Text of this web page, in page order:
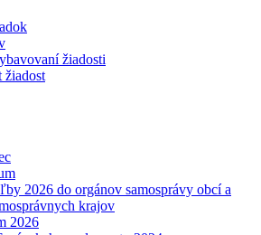
žiadosti
žiadost
2026 do orgánov samosprávy obcí a
krajov
2026